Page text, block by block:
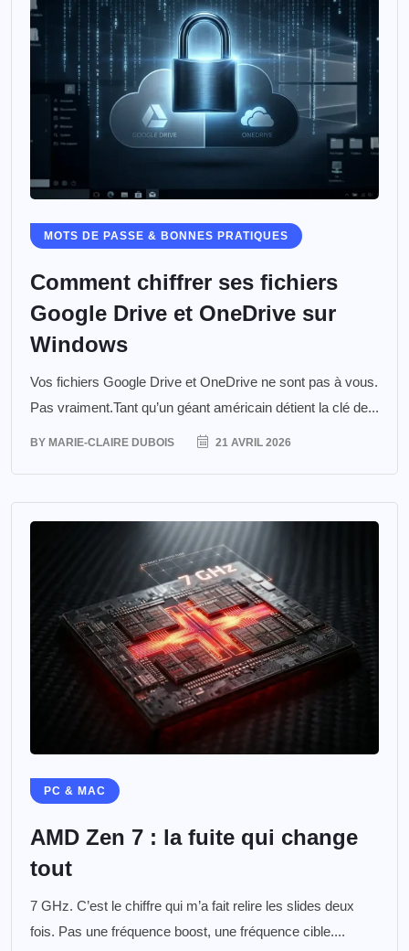
MOTS DE PASSE & BONNES PRATIQUES
Comment chiffrer ses fichiers
Google Drive et OneDrive sur
Windows
Vos fichiers Google Drive et OneDrive ne sont pas à vous.
Pas vraiment.Tant qu’un géant américain détient la clé de...
BY MARIE-CLAIRE DUBOIS 21 AVRIL 2026
PC & MAC
AMD Zen 7 : la fuite qui change
tout
7 GHz. C’est le chiffre qui m’a fait relire les slides deux
fois. Pas une fréquence boost, une fréquence cible....